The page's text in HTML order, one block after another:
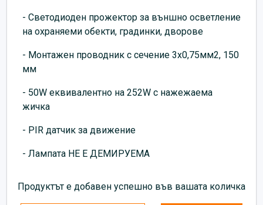
- Светодиоден прожектор за външно осветление
на охраняеми обекти, градинки, дворове
- Монтажен проводник с сечение 3х0,75мм2, 150
мм
- 50W еквивалентно на 252W с нажежаема
жичка
- PIR датчик за движение
- Лампата НЕ Е ДЕМИРУЕМА
Продуктът е добавен успешно във вашата количка